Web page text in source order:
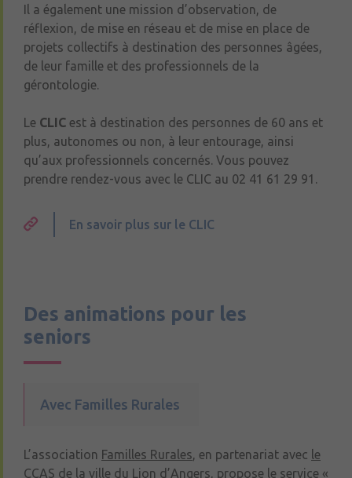
groupe Vyv3 Pays de la Loire
Retrouvez ici le descriptif de la résidence
seniors « André Thibault »
12 places en unité semi-sécurisée pour des
résidents présentant des troubles cognitifs.
L’unité est aménagée de manière à faciliter la
déambulation et le repérage des résidents, elle
est ouverte sur le reste de l’établissement en
journée pour permettre la participation aux
activités, déjeuners et sorties. Elle dispose
thérapeutiques. C’est un personnel
spécifiquement formé qui assure la prise en
charge des résidents.
3 places d’hébergement temporaire pour des
personnes qui ont un besoin d’aide ponctuel ou
Inscription et recherche d’établissement en
Il a également une mission d’observation, de
réflexion, de mise en réseau et de mise en place de
projets collectifs à destination des personnes âgées,
de leur famille et des professionnels de la
gérontologie.
Le CLIC est à destination des personnes de 60 ans et
plus, autonomes ou non, à leur entourage, ainsi
qu’aux professionnels concernés. Vous pouvez
prendre rendez-vous avec le CLIC au 02 41 61 29 91.
En savoir plus sur le CLIC
Des animations pour les
seniors
Avec Familles Rurales
L’association Familles Rurales, en partenariat avec le
CCAS de la ville du Lion d’Angers, propose le service «